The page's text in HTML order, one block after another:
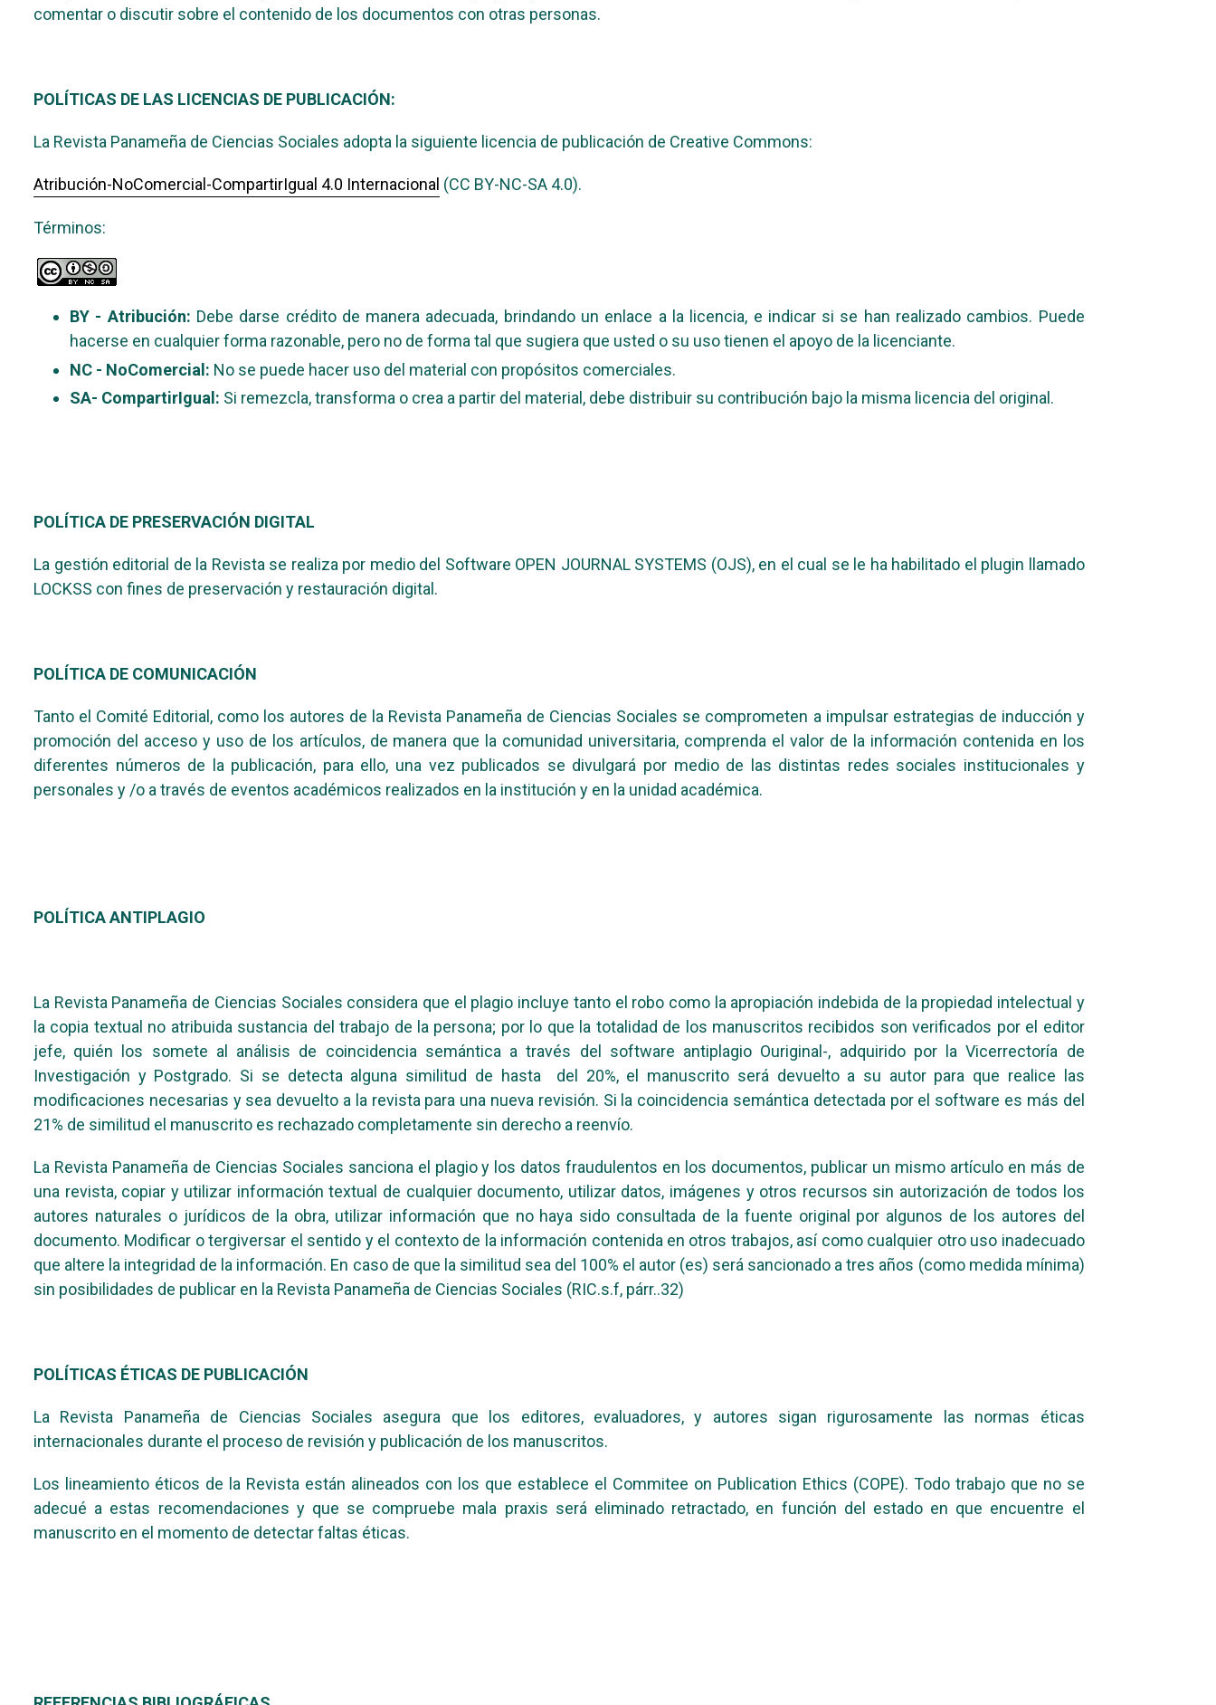
comentar o discutir sobre el contenido de los documentos con otras personas.
POLÍTICAS DE LAS LICENCIAS DE PUBLICACIÓN:
La Revista Panameña de Ciencias Sociales adopta la siguiente licencia de publicación de Creative Commons:
Atribución-NoComercial-CompartirIgual 4.0 Internacional (CC BY-NC-SA 4.0).
Términos:
BY - Atribución: Debe darse crédito de manera adecuada, brindando un enlace a la licencia, e indicar si se han realizado cambios. Puede
hacerse en cualquier forma razonable, pero no de forma tal que sugiera que usted o su uso tienen el apoyo de la licenciante.
NC - NoComercial: No se puede hacer uso del material con propósitos comerciales.
SA- CompartirIgual: Si remezcla, transforma o crea a partir del material, debe distribuir su contribución bajo la misma licencia del original.
POLÍTICA DE PRESERVACIÓN DIGITAL
La gestión editorial de la Revista se realiza por medio del Software OPEN JOURNAL SYSTEMS (OJS), en el cual se le ha habilitado el plugin llamado
LOCKSS con fines de preservación y restauración digital.
POLÍTICA DE COMUNICACIÓN
Tanto el Comité Editorial, como los autores de la Revista Panameña de Ciencias Sociales se comprometen a impulsar estrategias de inducción y
promoción del acceso y uso de los artículos, de manera que la comunidad universitaria, comprenda el valor de la información contenida en los
diferentes números de la publicación, para ello, una vez publicados se divulgará por medio de las distintas redes sociales institucionales y
personales y /o a través de eventos académicos realizados en la institución y en la unidad académica.
POLÍTICA ANTIPLAGIO
La Revista Panameña de Ciencias Sociales considera que el plagio incluye tanto el robo como la apropiación indebida de la propiedad intelectual y
la copia textual no atribuida sustancia del trabajo de la persona; por lo que la totalidad de los manuscritos recibidos son verificados por el editor
jefe, quién los somete al análisis de coincidencia semántica a través del software antiplagio Ouriginal-, adquirido por la Vicerrectoría de
Investigación y Postgrado. Si se detecta alguna similitud de hasta del 20%, el manuscrito será devuelto a su autor para que realice las
modificaciones necesarias y sea devuelto a la revista para una nueva revisión. Si la coincidencia semántica detectada por el software es más del
21% de similitud el manuscrito es rechazado completamente sin derecho a reenvío.
La Revista Panameña de Ciencias Sociales sanciona el plagio y los datos fraudulentos en los documentos, publicar un mismo artículo en más de
una revista, copiar y utilizar información textual de cualquier documento, utilizar datos, imágenes y otros recursos sin autorización de todos los
autores naturales o jurídicos de la obra, utilizar información que no haya sido consultada de la fuente original por algunos de los autores del
documento. Modificar o tergiversar el sentido y el contexto de la información contenida en otros trabajos, así como cualquier otro uso inadecuado
que altere la integridad de la información. En caso de que la similitud sea del 100% el autor (es) será sancionado a tres años (como medida mínima)
sin posibilidades de publicar en la Revista Panameña de Ciencias Sociales (RIC.s.f, párr..32)
POLÍTICAS ÉTICAS DE PUBLICACIÓN
La Revista Panameña de Ciencias Sociales asegura que los editores, evaluadores, y autores sigan rigurosamente las normas éticas
internacionales durante el proceso de revisión y publicación de los manuscritos.
Los lineamiento éticos de la Revista están alineados con los que establece el Commitee on Publication Ethics (COPE). Todo trabajo que no se
adecué a estas recomendaciones y que se compruebe mala praxis será eliminado retractado, en función del estado en que encuentre el
manuscrito en el momento de detectar faltas éticas.